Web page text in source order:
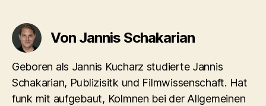
Von Jannis Schakarian
Geboren als Jannis Kucharz studierte Jannis
Schakarian, Publizisitk und Filmwissenschaft. Hat
funk mit aufgebaut, Kolmnen bei der Allgemeinen